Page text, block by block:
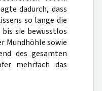
dadurch, dass
so lange die
sie bewusstlos
Mundhöhle sowie
des gesamten
mehrfach das